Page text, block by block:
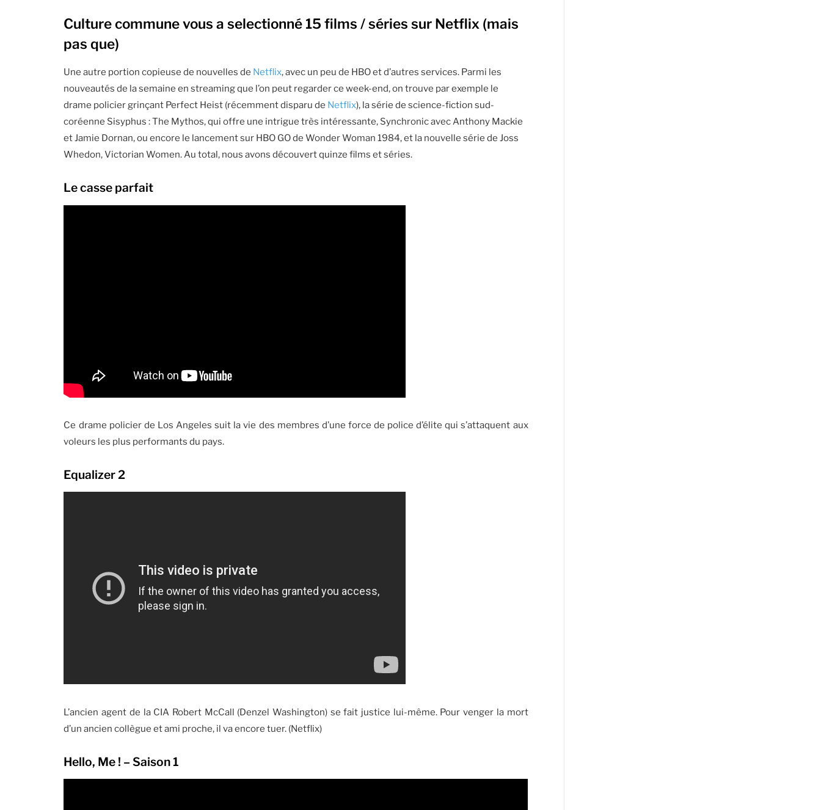
Culture commune vous a selectionné 15 films / séries sur Netflix (mais
pas que)
Une autre portion copieuse de nouvelles de Netflix, avec un peu de HBO et d’autres services. Parmi les
nouveautés de la semaine en streaming que l’on peut regarder ce week-end, on trouve par exemple le
drame policier grinçant Perfect Heist (récemment disparu de Netflix), la série de science-fiction sud-
coréenne Sisyphus : The Mythos, qui offre une intrigue très intéressante, Synchronic avec Anthony Mackie
et Jamie Dornan, ou encore le lancement sur HBO GO de Wonder Woman 1984, et la nouvelle série de Joss
Whedon, Victorian Women. Au total, nous avons découvert quinze films et séries.
Le casse parfait
Ce drame policier de Los Angeles suit la vie des membres d’une force de police d’élite qui s’attaquent aux
voleurs les plus performants du pays.
Equalizer 2
L’ancien agent de la CIA Robert McCall (Denzel Washington) se fait justice lui-même. Pour venger la mort
d’un ancien collègue et ami proche, il va encore tuer. (Netflix)
Hello, Me ! – Saison 1